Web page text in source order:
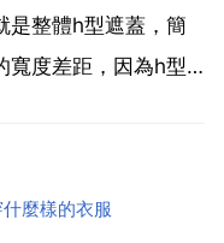
是整體h型遮蓋，簡
寬度差距，因為h型
肩膀寬的人該如何
麼樣的衣服